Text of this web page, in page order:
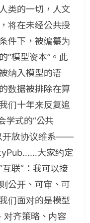
类的一切，人文
将在未经公共授
件下，被编纂为
“模型资本”。此
纳入模型的语
数据被排除在算
们十年来反复追
学式的“公共
开放协议维系——
大家约定
联”：我可以接
公开、可审、可
们面对的是模型
齐策略、内容